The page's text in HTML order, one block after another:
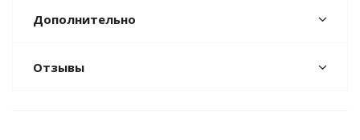
Дополнительно
Отзывы